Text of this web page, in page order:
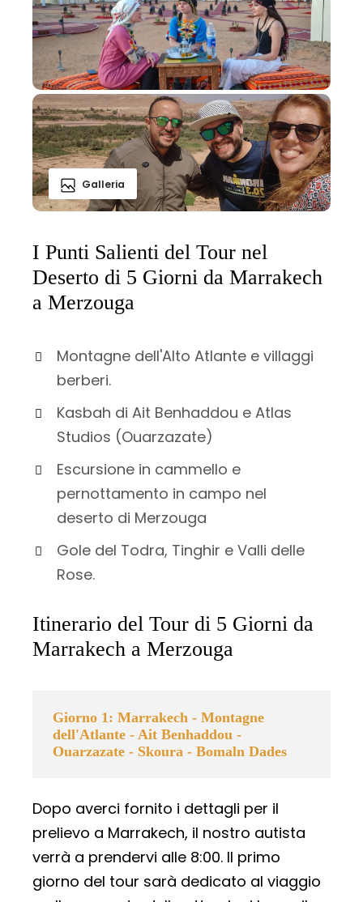
Galleria
I Punti Salienti del Tour nel
Deserto di 5 Giorni da Marrakech
a Merzouga
Montagne dell'Alto Atlante e villaggi
berberi.
Kasbah di Ait Benhaddou e Atlas
Studios (Ouarzazate)
Escursione in cammello e
pernottamento in campo nel
deserto di Merzouga
Gole del Todra, Tinghir e Valli delle
Rose.
Itinerario del Tour di 5 Giorni da
Marrakech a Merzouga
Giorno 1: Marrakech - Montagne
dell'Atlante - Ait Benhaddou -
Ouarzazate - Skoura - Bomaln Dades
Dopo averci fornito i dettagli per il
prelievo a Marrakech, il nostro autista
verrà a prendervi alle 8:00. Il primo
giorno del tour sarà dedicato al viaggio